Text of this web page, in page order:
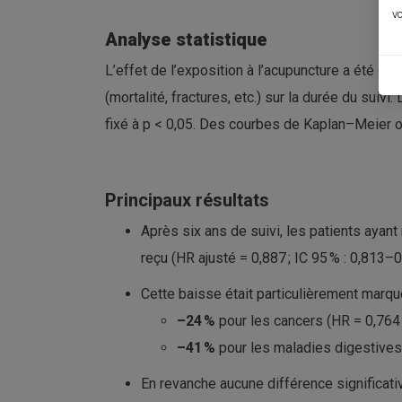
Analyse statistique
L’effet de l’exposition à l’acupuncture a été
(mortalité, fractures, etc.) sur la durée du
fixé à p < 0,05. Des courbes de
Principaux résultats
Après six ans de suivi, les patients
reçu (HR ajusté = 0,887 ; IC 95 % :
Cette baisse était particulièrement
–24 % pour les cancers (HR = 0,764
–41 % pour les maladies digestives
En revanche aucune différence